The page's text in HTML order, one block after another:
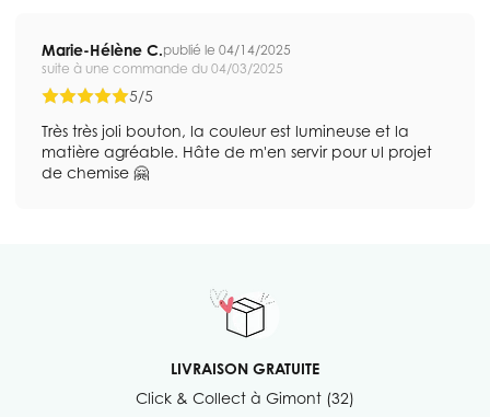
Marie-Hélène C.publié le 04/14/2025
suite à une commande du 04/03/2025
5/5
Très très joli bouton, la couleur est lumineuse et la
matière agréable. Hâte de m'en servir pour ul projet
de chemise 🤗
LIVRAISON GRATUITE
Click & Collect à Gimont (32)